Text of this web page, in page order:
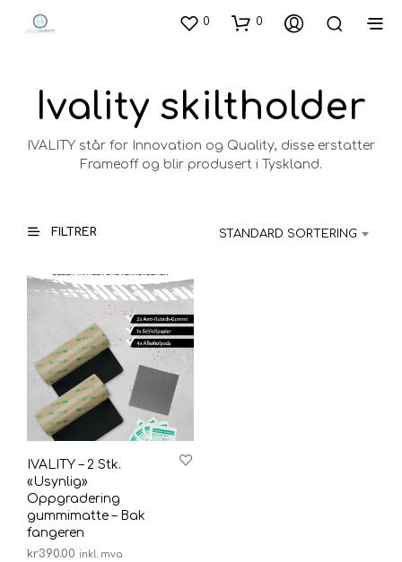
0 0
Ivality skiltholder
IVALITY står for Innovation og Quality, disse erstatter
Frameoff og blir produsert i Tyskland.
FILTRER STANDARD SORTERING
IVALITY – 2 Stk.
«Usynlig»
Oppgradering
gummimatte – Bak
fangeren
kr390.00 inkl. mva